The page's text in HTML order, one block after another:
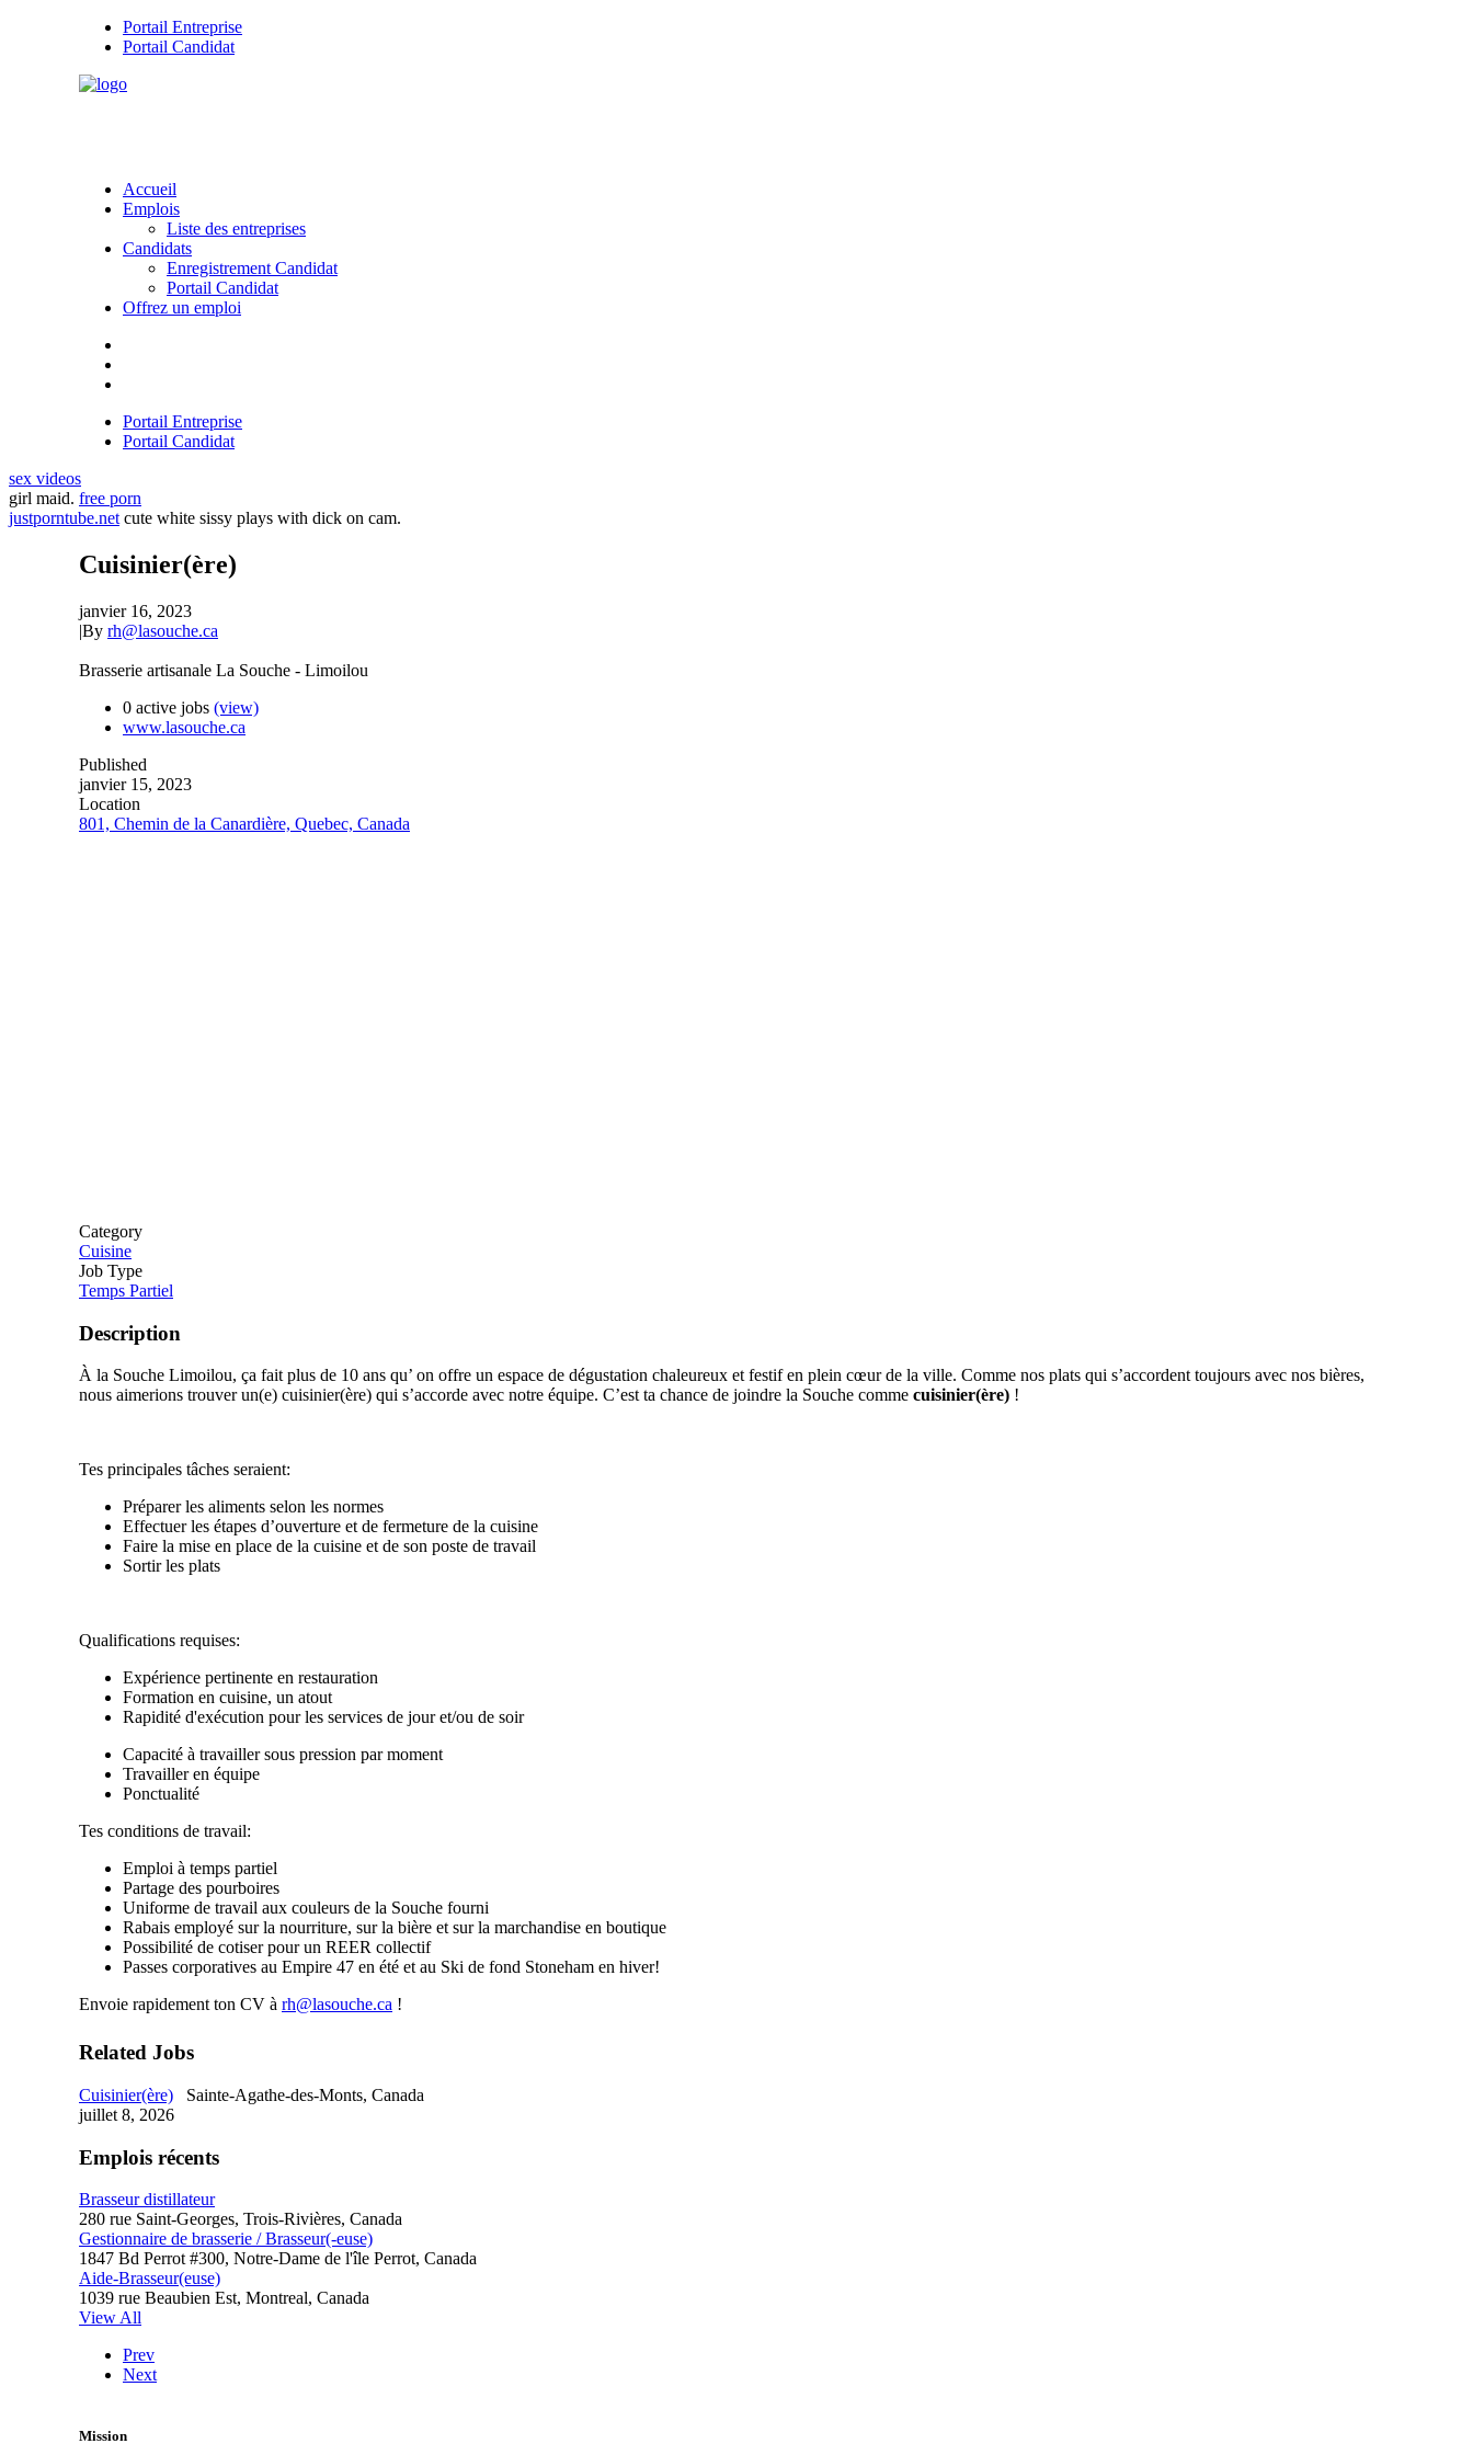
Portail Entreprise
Portail Candidat
Accueil
Emplois
Liste des entreprises
Candidats
Enregistrement Candidat
Portail Candidat
Offrez un emploi
Portail Entreprise
Portail Candidat
sex videos
girl maid. free porn
justporntube.net cute white sissy plays with dick on cam.
Cuisinier(ère)
janvier 16, 2023
|By rh@lasouche.ca
Brasserie artisanale La Souche - Limoilou
0 active jobs (view)
www.lasouche.ca
Published
janvier 15, 2023
Location
801, Chemin de la Canardière, Quebec, Canada
Category
Cuisine
Job Type
Temps Partiel
Description
À la Souche Limoilou, ça fait plus de 10 ans qu’ on offre un espace de dégustation chaleureux et festif en plein cœur de la ville. Comme nos plats qui s’accordent toujours avec nos bières,
nous aimerions trouver un(e) cuisinier(ère) qui s’accorde avec notre équipe. C’est ta chance de joindre la Souche comme cuisinier(ère) !
Tes principales tâches seraient:
Préparer les aliments selon les normes
Effectuer les étapes d’ouverture et de fermeture de la cuisine
Faire la mise en place de la cuisine et de son poste de travail
Sortir les plats
Qualifications requises:
Expérience pertinente en restauration
Formation en cuisine, un atout
Rapidité d'exécution pour les services de jour et/ou de soir
Capacité à travailler sous pression par moment
Travailler en équipe
Ponctualité
Tes conditions de travail:
Emploi à temps partiel
Partage des pourboires
Uniforme de travail aux couleurs de la Souche fourni
Rabais employé sur la nourriture, sur la bière et sur la marchandise en boutique
Possibilité de cotiser pour un REER collectif
Passes corporatives au Empire 47 en été et au Ski de fond Stoneham en hiver!
Envoie rapidement ton CV à rh@lasouche.ca !
Related Jobs
Cuisinier(ère)
Sainte-Agathe-des-Monts, Canada
juillet 8, 2026
Emplois récents
Brasseur distillateur
280 rue Saint-Georges, Trois-Rivières, Canada
Gestionnaire de brasserie / Brasseur(-euse)
1847 Bd Perrot #300, Notre-Dame de l'île Perrot, Canada
Aide-Brasseur(euse)
1039 rue Beaubien Est, Montreal, Canada
View All
Prev
Next
Mission